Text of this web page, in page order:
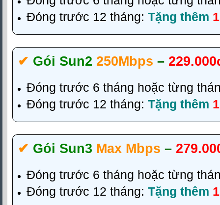
Đóng trước 12 tháng: Tặng thêm 1
✔‎ Gói Sun2 250Mbps –
Đóng trước 6 tháng hoặc từng
Đóng trước 12 tháng: Tặng thêm 1
✔‎ Gói Sun3 Max Mbps –
Đóng trước 6 tháng hoặc từng
Đóng trước 12 tháng: Tặng thêm